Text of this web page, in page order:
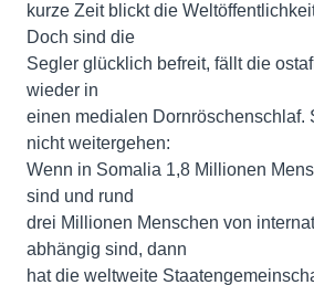
kurze Zeit blickt die
Doch sind die
Segler glücklich befreit, fällt die
wieder in
einen medialen Dornröschenschlaf.
nicht weitergehen:
Wenn in Somalia 1,8 Millionen
sind und rund
drei Millionen Menschen von
abhängig sind, dann
hat die weltweite